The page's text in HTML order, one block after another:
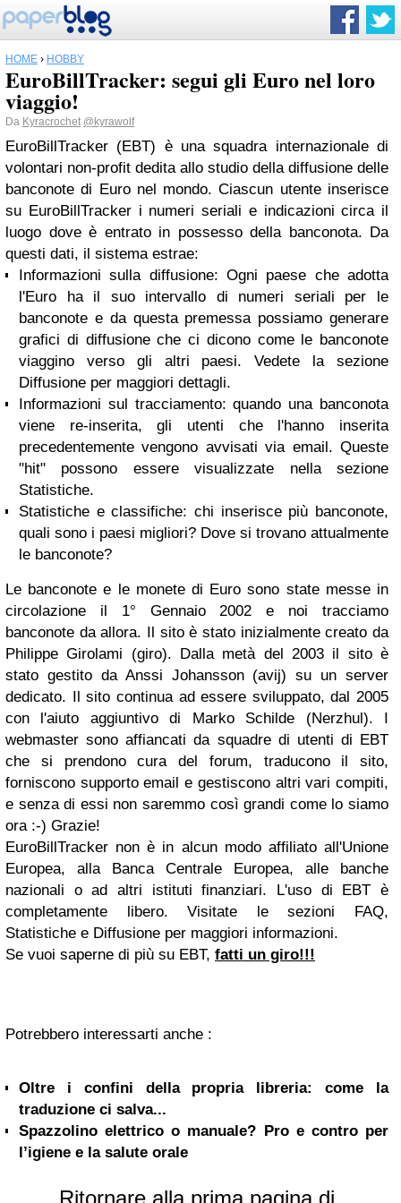
HOME › HOBBY
EuroBillTracker: segui gli Euro nel loro
viaggio!
Da Kyracrochet @kyrawolf
EuroBillTracker (EBT) è una squadra internazionale di
volontari non-profit dedita allo studio della diffusione delle
banconote di Euro nel mondo. Ciascun utente inserisce
su EuroBillTracker i numeri seriali e indicazioni circa il
luogo dove è entrato in possesso della banconota. Da
questi dati, il sistema estrae:
Informazioni sulla diffusione: Ogni paese che adotta
l'Euro ha il suo intervallo di numeri seriali per le
banconote e da questa premessa possiamo generare
grafici di diffusione che ci dicono come le banconote
viaggino verso gli altri paesi. Vedete la sezione
Diffusione per maggiori dettagli.
Informazioni sul tracciamento: quando una banconota
viene re-inserita, gli utenti che l'hanno inserita
precedentemente vengono avvisati via email. Queste
"hit" possono essere visualizzate nella sezione
Statistiche.
Statistiche e classifiche: chi inserisce più banconote,
quali sono i paesi migliori? Dove si trovano attualmente
le banconote?
Le banconote e le monete di Euro sono state messe in
circolazione il 1° Gennaio 2002 e noi tracciamo
banconote da allora. Il sito è stato inizialmente creato da
Philippe Girolami (giro). Dalla metà del 2003 il sito è
stato gestito da Anssi Johansson (avij) su un server
dedicato. Il sito continua ad essere sviluppato, dal 2005
con l'aiuto aggiuntivo di Marko Schilde (Nerzhul). I
webmaster sono affiancati da squadre di utenti di EBT
che si prendono cura del forum, traducono il sito,
forniscono supporto email e gestiscono altri vari compiti,
e senza di essi non saremmo così grandi come lo siamo
ora :-) Grazie!
EuroBillTracker non è in alcun modo affiliato all'Unione
Europea, alla Banca Centrale Europea, alle banche
nazionali o ad altri istituti finanziari. L'uso di EBT è
completamente libero. Visitate le sezioni FAQ,
Statistiche e Diffusione per maggiori informazioni.
Se vuoi saperne di più su EBT, fatti un giro!!!
Potrebbero interessarti anche :
Oltre i confini della propria libreria: come la
traduzione ci salva...
Spazzolino elettrico o manuale? Pro e contro per
l’igiene e la salute orale
Ritornare alla prima pagina di